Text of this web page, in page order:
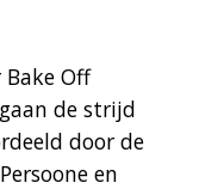
Bake Off
de strijd
door de
en